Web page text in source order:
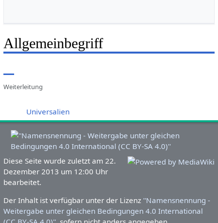
Allgemeinbegriff
Weiterleitung
Universalien
Diese Seite wurde zuletzt am 22.
Dezember 2013 um 12:00 Uhr
bearbeitet.
Der Inhalt ist verfügbar unter der Lizenz ''Namensnennung -
Weitergabe unter gleichen Bedingungen 4.0 International